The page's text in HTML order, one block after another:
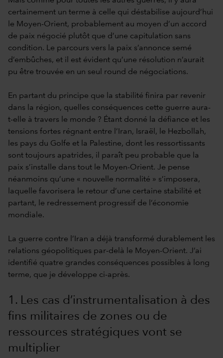
certainement un terme à celle qui déstabilise aujourd’hui
le Moyen-Orient, probablement au moyen d’un accord
de paix négocié plutôt que d’une capitulation sans
condition. Le parcours vers la paix s’annonce semé
d’embûches, et il est évident qu’une résolution n’aurait
pu être trouvée en un seul round de négociations.
En partant du principe que la stabilité finira par revenir
dans la région, quelles conséquences cette guerre aura-
t-elle à travers le monde ? Étant donné la défiance et les
tensions fortes régnant entre l’Iran, Israël, le Hezbollah,
les pays du Golfe et la Palestine, dont les ressortissants
sont toujours apatrides, il paraît peu probable que la
paix s’installe dans tout le Moyen-Orient. Je pense
néanmoins qu’une « nouvelle normalité » s’imposera,
laquelle favorisera le retour d’une certaine stabilité et
partant, le redressement progressif de l’économie
mondiale.
La guerre contre l’Iran a déjà transformé durablement les
relations géopolitiques par-delà le Moyen-Orient. J’ai
identifié quatre grandes conséquences possibles à long
terme, que je développe ci-après.
1. Les cas d’instrumentalisation à des
fins militaires de zones ou de
ressources stratégiques vont se
multiplier